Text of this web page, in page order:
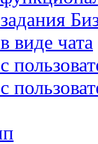
виде чата